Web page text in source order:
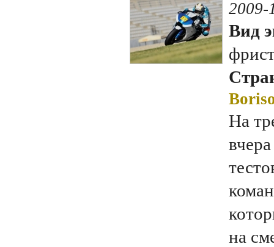
2009-
Вид
На
на